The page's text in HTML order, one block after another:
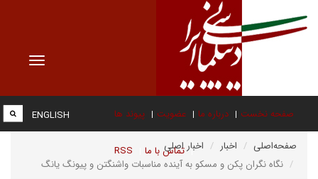
Toggle
صفحه نخست درباره ما عضویت پیوند ها
تماس با ما RSS
ENGLISH
صفحه‌اصلی اخبار
اخبار اصلی
نگاه نگران پکن و مسکو به آینده مناسبات واشنگتن و پیونگ یانگ